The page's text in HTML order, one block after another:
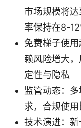
市场规模将
率保持在8-
免费梯子使
赖风险增大
定性与隐私
监管动态：
求，合规使
技术演进：